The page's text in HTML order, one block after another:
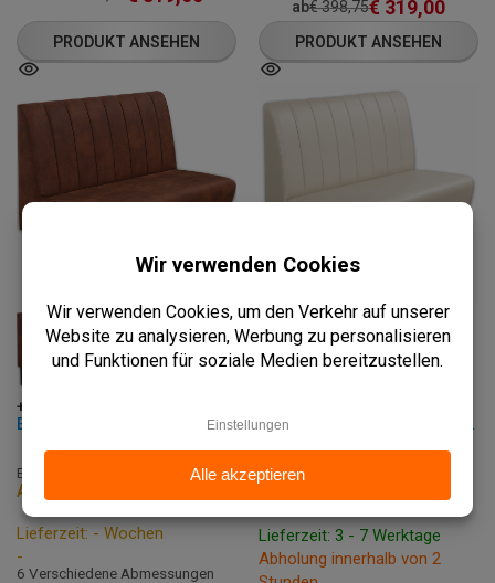
PRODUKT ANSEHEN
ab€398,75€ 319,00
PRODUKT ANSEHEN
+4 kleuren
ESSBANK - SAFRAN - MIKROFASER
B-SS-COGNAC24
Auf Bestellung
Lieferzeit: - Wochen
-
6 Verschiedene Abmessungen
ESSBANK - SAFRAN - KUNSTLEDER
B-SS-CREME
Lieferzeit: 3 - 7 Werktage
Abholung innerhalb von 2